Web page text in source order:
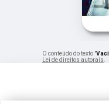
O conteúdo do texto "
Lei de direitos autorais.